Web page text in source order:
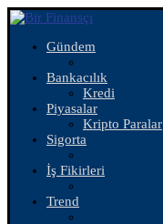
Gündem
Bankacılık
Kredi
Piyasalar
Kripto Paralar
Sigorta
İş Fikirleri
Trend